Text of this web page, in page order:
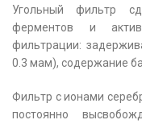
Угольный фильтр
ферментов и
фильтрации:
0.3 мам), содержание
Фильтр с ионами
постоянно